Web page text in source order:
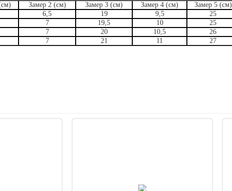
Замер 2 (см) Замер 3 (см) Замер 4 (см)
Замер 5 (см)
6,5 19 9,5
25
7 19,5 10
25
7 20 10,5
26
7 21 11 27